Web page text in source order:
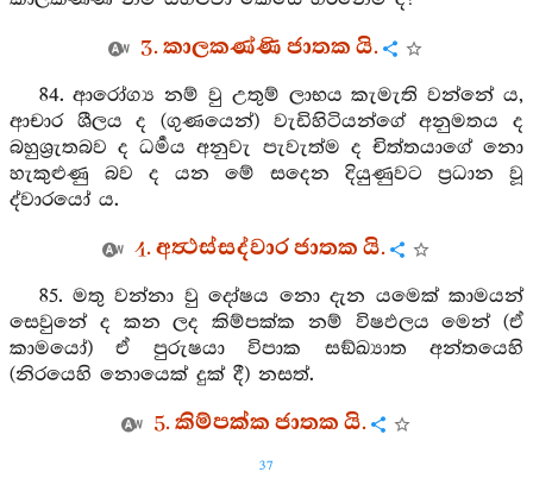
3. කාලකණ්ණි ජාතක යි.
84. ආරෝග්‍ය නම් වු උතුම් ලාභය කැමැති වන්නේ ය,
ආචාර ශීලය ද (ගුණයෙන්) වැඩිහිටියන්ගේ අනුමතය ද
බහුශ්‍රැතබව ද ධර්‍මය අනුවැ පැවැත්ම ද චිත්තයාගේ නො
හැකුළුණු බව ද යන මේ සදෙන දියුණුවට ප්‍රධාන වූ
ද්වාරයෝ ය.
4. අත්‍ථස්සද්වාර ජාතක යි.
85. මතු වන්නා වු දෝෂය නො දැන යමෙක් කාමයන්
සෙවුනේ ද කන ලද කිම්පක්ක නම් විෂඵලය මෙන් (ඒ
කාමයෝ) ඒ පුරුෂයා විපාක සඞ්ඛ්‍යාත අන්තයෙහි
(නිරයෙහි නොයෙක් දුක් දී) නසත්.
5. කිම්පක්ක ජාතක යි.
37